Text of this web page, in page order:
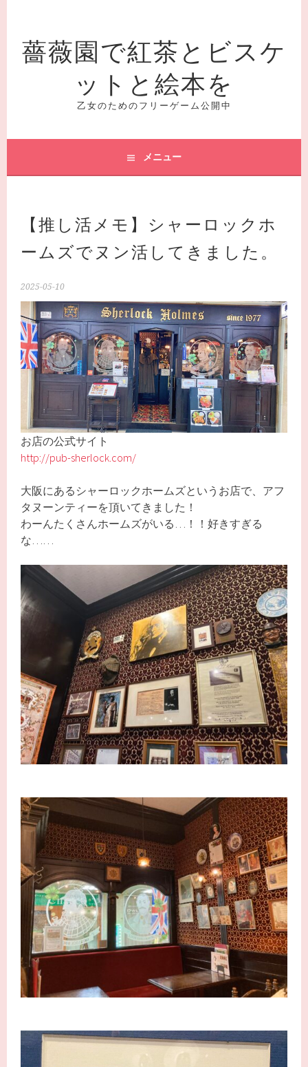
ッ
薔薇園で紅茶とビスケ
ットと絵本を
乙女のためのフリーゲーム公開中
メニュー
【推し活メモ】シャーロックホ
ームズでヌン活してきました。
2025-05-10
お店の公式サイト
http://pub-sherlock.com/
大阪にあるシャーロックホームズというお店で、アフ
タヌーンティーを頂いてきました！
わーんたくさんホームズがいる…！！好きすぎる
な……